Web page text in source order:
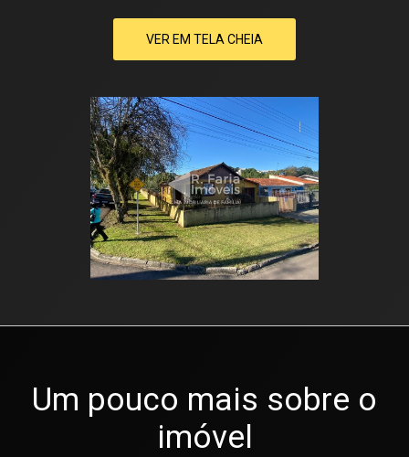
VER EM TELA CHEIA
Um pouco mais sobre o
imóvel